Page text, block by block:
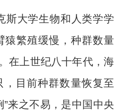
大学生物和人类学学
猿繁殖缓慢，种群数量
在上世纪八十年代，海
目前种群数量恢复至
”来之不易，是中国中央